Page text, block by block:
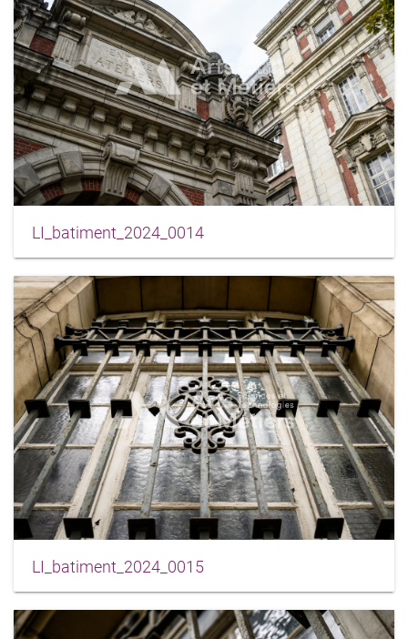
LI_batiment_2024_0014
LI_batiment_2024_0015